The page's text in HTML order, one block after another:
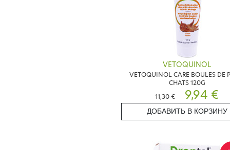
VETOQUINOL
VETOQUINOL CARE BOULES DE
CHATS 120G
11,30 €
9,94 €
ДОБАВИТЬ В КОРЗИНУ